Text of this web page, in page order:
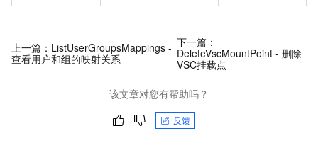
上一篇： ListUserGroupsMappings -
查看用户和组的映射关系
下一篇：
DeleteVscMountPoint - 删除
VSC挂载点
该文章对您有帮助吗？
反馈